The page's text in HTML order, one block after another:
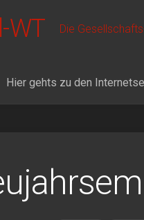
WT Die
Hier gehts zu den